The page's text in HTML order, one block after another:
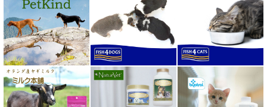
ボンショーズペット bonnechose pet
ママクック
ミャウ MEOW
ミャオイングヘッズ MEOWING HEADS